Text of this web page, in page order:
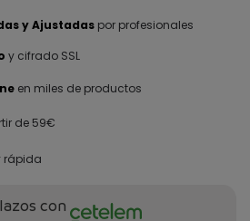
y Ajustadas por profesionales
y cifrado SSL
en miles de productos
de 59€
rápida
con